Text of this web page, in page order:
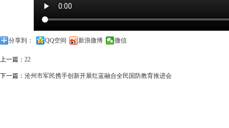
分享到： QQ空间 新浪微博 微信
上一篇： 22
下一篇： 沧州市军民携手创新开展红蓝融合全民国防教育推进会